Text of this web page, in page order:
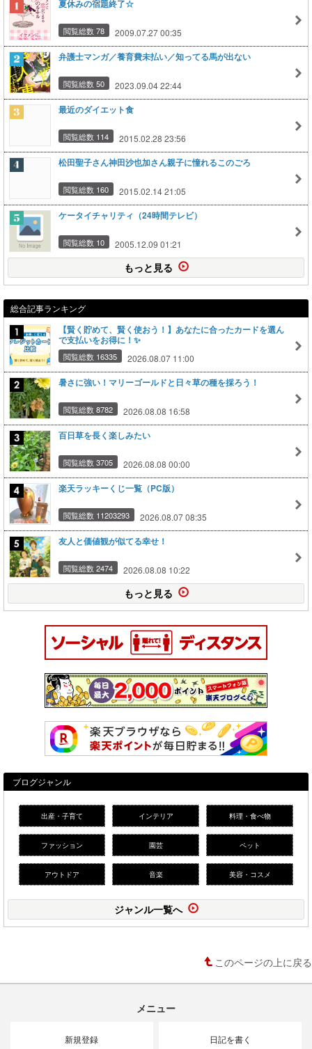
夏休みの宿題終了☆
閲覧総数 78 2009.07.27 00:35
弁護士マンガ／養育費未払い／知ってる馬が出ない
閲覧総数 50 2023.09.04 22:44
最近のダイエット食
閲覧総数 114 2015.02.28 23:56
松田聖子さん神田沙也加さん親子に憧れるこのごろ
閲覧総数 160 2015.02.14 21:05
ケータイチャリティ（24時間テレビ）
閲覧総数 10 2005.12.09 01:21
もっと見る
総合記事ランキング
【賢く貯めて、賢く使おう！】あなたに合ったカードを選ん
で支払いをお得に！✨
閲覧総数 16335 2026.08.07 11:00
暑さに強い！マリーゴールドと日々草の種を採ろう！
閲覧総数 8782 2026.08.08 16:58
百日草を長く楽しみたい
閲覧総数 3705 2026.08.08 00:00
楽天ラッキーくじ一覧（PC版）
閲覧総数 11203293 2026.08.07 08:35
友人と価値観が似てる幸せ！
閲覧総数 2474 2026.08.08 10:22
もっと見る
ブログジャンル
出産・子育て インテリア 料理・食べ物
ファッション 園芸 ペット
アウトドア 音楽 美容・コスメ
ジャンル一覧へ
このページの上に戻る
メニュー
新規登録 日記を書く